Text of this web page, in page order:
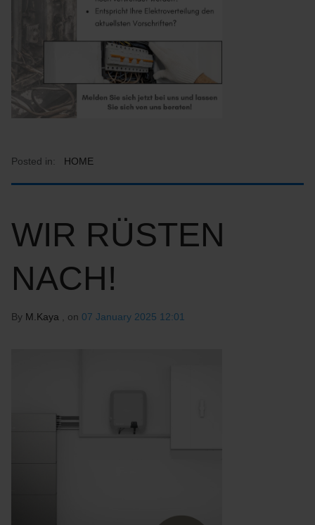
Posted in: HOME
WIR RÜSTEN
NACH!
By M.Kaya , on 07 January 2025 12:01